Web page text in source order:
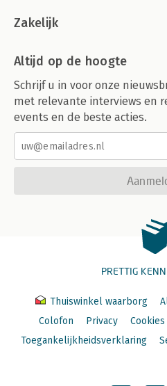
Zakelijk
Altijd op de hoogte
Schrijf u in voor onze
met relevante interviews en
events en de beste acties.
PRETTIG
Thuiswinkel waarborg
Colofon
Privacy Cookies
Toegankelijkheidsverklaring